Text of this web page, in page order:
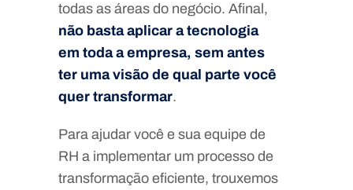
todas as áreas do negócio. Afinal,
não basta aplicar a tecnologia
em toda a empresa, sem antes
ter uma visão de qual parte você
quer transformar.
Para ajudar você e sua equipe de
RH a implementar um processo de
transformação eficiente, trouxemos